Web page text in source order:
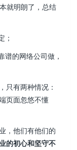
就明朗了，总结
；
的网络公司做，
只有两种情况：
页面忽悠不懂
，他们有他们的
的初心和坚守不